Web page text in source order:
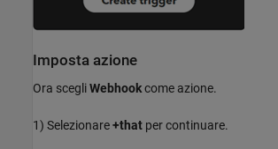
Imposta azione
Ora scegliWebhookcome azione.
1) Selezionare+that per continuare.